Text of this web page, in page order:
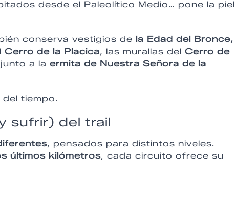
desde el Paleolítico Medio… pone la piel
conserva vestigios de la Edad del Bronce,
Cerro de la Placica, las murallas del Cerro de
a la ermita de Nuestra Señora de la
tiempo.
sufrir) del trail
, pensados para distintos niveles.
últimos kilómetros, cada circuito ofrece su